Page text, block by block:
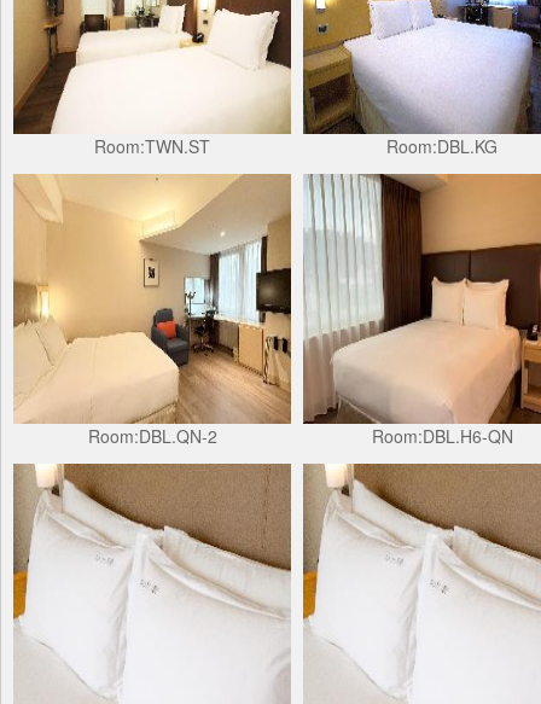
Room:TWN.ST Room:DBL.KG
Room:DBL.QN-2 Room:DBL.H6-QN